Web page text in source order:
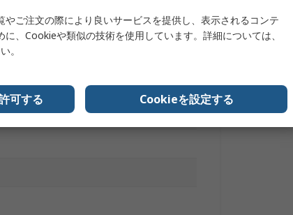
やご注文の際により良いサービスを提供し、表示されるコンテ
、Cookieや類似の技術を使用しています。詳細については、
。
可する Cookieを設定する